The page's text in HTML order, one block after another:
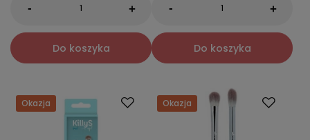
- +
Do koszyka
- +
Do koszyka
Okazja Okazja